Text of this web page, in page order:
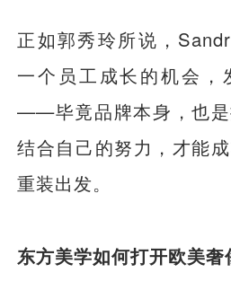
正如郭秀玲所说，
一个员工成长的机会，
——毕竟品牌本身，也是
结合自己的努力，才能
重装出发。
东方美学如何打开欧美奢